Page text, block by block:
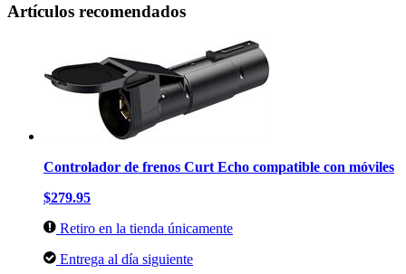
Artículos recomendados
Controlador de frenos Curt Echo compatible con móviles
$279.95
Retiro en la tienda únicamente
Entrega al día siguiente